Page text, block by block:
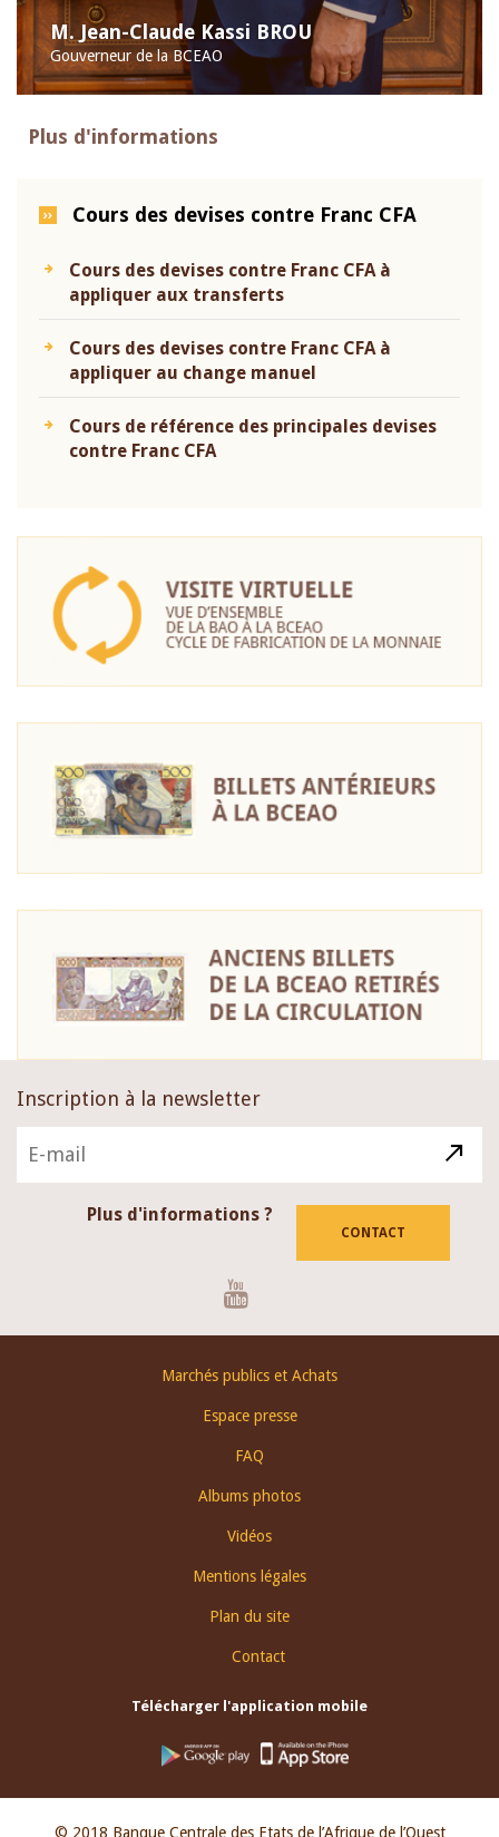
M. Jean-Claude Kassi BROU
Gouverneur de la BCEAO
Plus d'informations
Cours des devises contre Franc CFA
Cours des devises contre Franc CFA à
appliquer aux transferts
Cours des devises contre Franc CFA à
appliquer au change manuel
Cours de référence des principales devises
contre Franc CFA
Inscription à la newsletter
Plus d'informations ?
CONTACT
Marchés publics et Achats
Espace presse
FAQ
Albums photos
Vidéos
Mentions légales
Plan du site
Contact
Télécharger l'application mobile
© 2018 Banque Centrale des Etats de l’Afrique de l’Ouest